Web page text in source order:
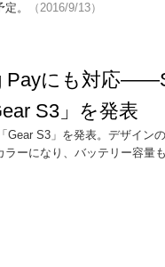
。
（2016/9/13）
Payにも対応
S3」を発表
Gear S3」を発表。デザイン
ーになり、バッテリー容量